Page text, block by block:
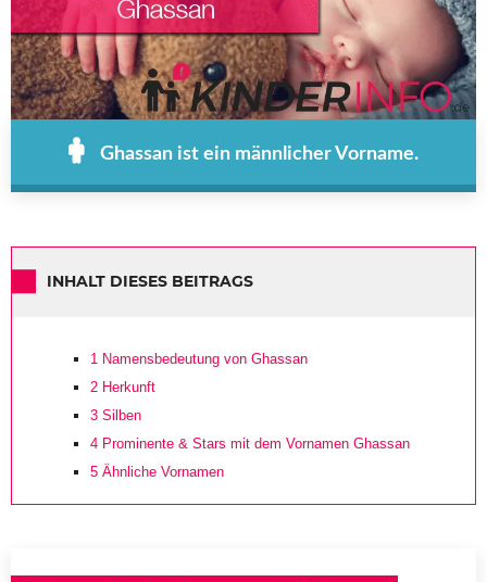
Ghassan ist ein männlicher Vorname.
INHALT DIESES BEITRAGS
1 Namensbedeutung von Ghassan
2 Herkunft
3 Silben
4 Prominente & Stars mit dem Vornamen Ghassan
5 Ähnliche Vornamen